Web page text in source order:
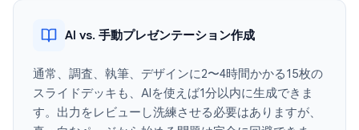
AI vs. 手動プレゼンテーション作成
通常、調査、執筆、デザインに2〜4時間かかる15枚の
スライドデッキも、AIを使えば1分以内に生成できま
す。出力をレビューし洗練させる必要はありますが、